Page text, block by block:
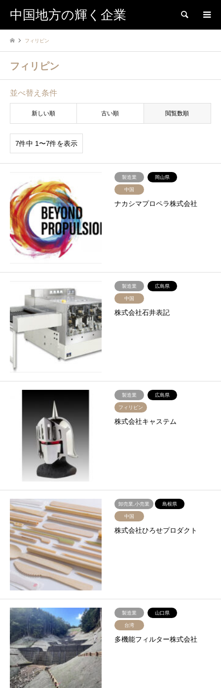
中国地方の輝く企業 検索
フィリピン
フィリピン
並べ替え条件
新しい順 古い順 閲覧数順
7件中 1〜7件を表示
製造業 岡山県
中国
ナカシマプロペラ株式会社
製造業 広島県
中国
株式会社石井表記
製造業 広島県
フィリピン
株式会社キャステム
卸売業,小売業 島根県
中国
株式会社ひろせプロダクト
製造業 山口県
台湾
多機能フィルター株式会社